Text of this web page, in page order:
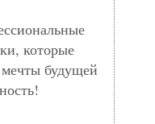
которые
будущей